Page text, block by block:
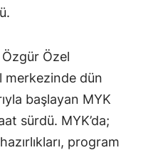
Özel
merkezinde dün
başlayan MYK
sürdü. MYK’da;
program